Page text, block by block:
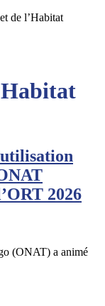
de l’Habitat
2026
(ONAT) a animé